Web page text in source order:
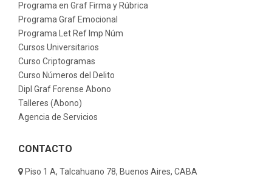
Programa en Graf Firma y Rúbrica
Programa Graf Emocional
Programa Let Ref Imp Núm
Cursos Universitarios
Curso Criptogramas
Curso Números del Delito
Dipl Graf Forense Abono
Talleres (Abono)
Agencia de Servicios
CONTACTO
Piso 1 A, Talcahuano 78, Buenos Aires, CABA